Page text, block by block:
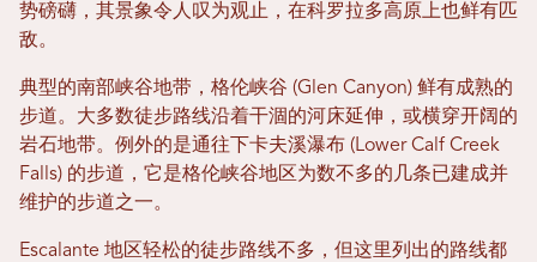
势磅礴，其景象令人叹为观止，在科罗拉多高原上也鲜有匹
敌。
典型的南部峡谷地带，格伦峡谷 (Glen Canyon) 鲜有成熟的
步道。大多数徒步路线沿着干涸的河床延伸，或横穿开阔的
岩石地带。例外的是通往下卡夫溪瀑布 (Lower Calf Creek
Falls) 的步道，它是格伦峡谷地区为数不多的几条已建成并
维护的步道之一。
Escalante 地区轻松的徒步路线不多，但这里列出的路线都